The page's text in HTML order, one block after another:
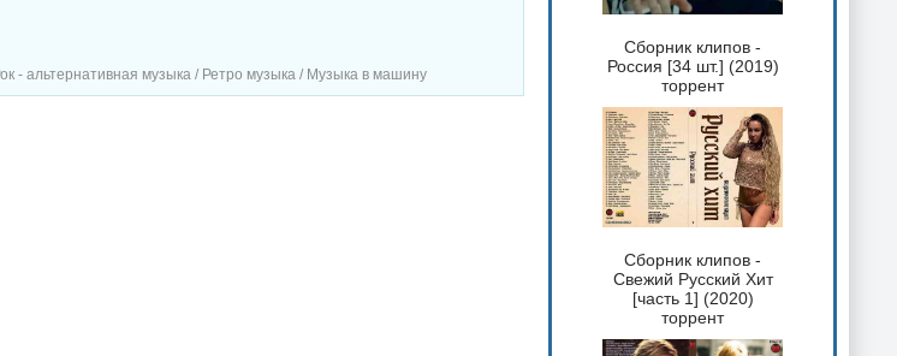
- альтернативная музыка / Ретро музыка / Музыка в машину
Сборник клипов -
Россия [34 шт.] (2019)
торрент
Сборник клипов -
Свежий Русский Хит
[часть 1] (2020)
торрент